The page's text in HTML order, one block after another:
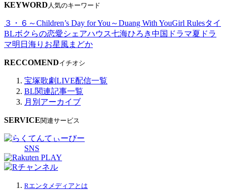
KEYWORD 人気のキーワード
３・６～Children’s Day for You～Duang With YouGirl Rulesタイ
BLボクらの恋愛シェアハウス七海ひろき中国ドラマ夏ドラ
マ明日海りお星風まどか
RECCOMENDイチオシ
宝塚歌劇LIVE配信一覧
BL関連記事一覧
月別アーカイブ
SERVICE関連サービス
SNS
Rエンタメディアとは